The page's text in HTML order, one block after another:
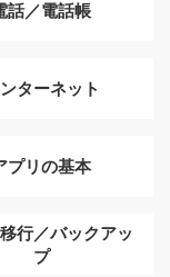
話／電話帳
ターネット
プリの基本
行／バックアッ
プ